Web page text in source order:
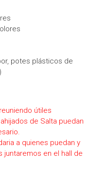
potes plásticos de
útiles
de Salta puedan
a quienes puedan y
en el hall de